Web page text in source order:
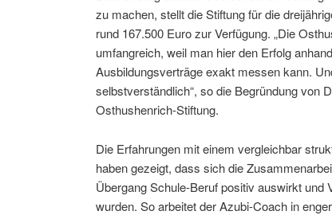
zu machen, stellt die Stiftung für die
rund 167.500 Euro zur Verfügung. „Die
umfangreich, weil man hier den Erfolg
Ausbildungsverträge exakt messen kann.
selbstverständlich“, so die Begründung von
Osthushenrich-Stiftung.
Die Erfahrungen mit einem vergleichbar
haben gezeigt, dass sich die
Übergang Schule-Beruf positiv auswirkt und
wurden. So arbeitet der Azubi-Coach in